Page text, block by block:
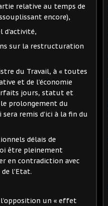
relative au temps de
encore),
sur la restructuration
du Travail, à « toutes
et de l’économie
jours, statut et
prolongement du
remis d’ici à la fin du
délais de
être pleinement
en contradiction avec
l’Etat.
un « effet